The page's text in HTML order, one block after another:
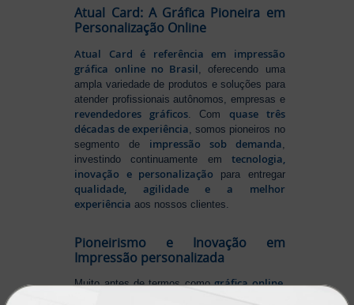
Atual Card: A Gráfica Pioneira em
Personalização Online
Atual Card é referência em impressão
gráfica online no Brasil , oferecendo uma
ampla variedade de produtos e soluções para
atender profissionais autônomos, empresas e
revendedores gráficos. Comquase três
décadas de experiência , somos pioneiros no
segmento de impressão sob demanda
investindo continuamente em tecnologia,
inovação e personalização para entregar
qualidade, agilidade e a melhor
experiência aos nossos clientes.
Pioneirismo e Inovação em
Impressão personalizada
Muito antes de termos comográfica online,